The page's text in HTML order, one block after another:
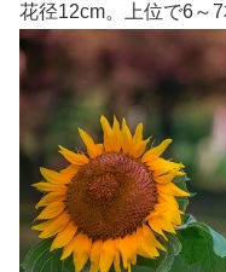
花径12cm。上位で6～7